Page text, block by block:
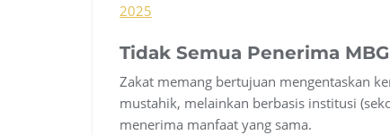
2025
Tidak Semua Penerima
Zakat memang bertujuan mengentaskan
mustahik, melainkan berbasis institusi
menerima manfaat yang sama.